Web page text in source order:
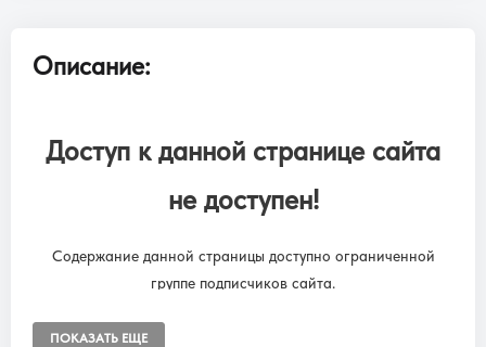
Описание:
Доступ к данной странице сайта
не доступен!
Содержание данной страницы доступно ограниченной
группе подписчиков сайта.
“SUBSCRIPTION ONLINE LIBRARY GRIMUARE”
ПОКАЗАТЬ ЕЩЕ